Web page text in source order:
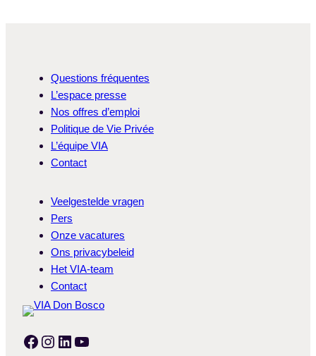
Questions fréquentes
L’espace presse
Nos offres d’emploi
Politique de Vie Privée
L’équipe VIA
Contact
Veelgestelde vragen
Pers
Onze vacatures
Ons privacybeleid
Het VIA-team
Contact
Facebook Instagram LinkedIn YouTube